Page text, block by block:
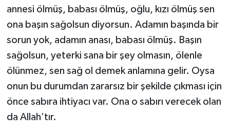
annesi ölmüş, babası ölmüş, oğlu, kızı ölmüş sen
ona başın sağolsun diyorsun. Adamın başında bir
sorun yok, adamın anası, babası ölmüş. Başın
sağolsun, yeterki sana bir şey olmasın, ölenle
ölünmez, sen sağ ol demek anlamına gelir. Oysa
onun bu durumdan zararsız bir şekilde çıkması için
önce sabıra ihtiyacı var. Ona o sabırı verecek olan
da Allah’tır.